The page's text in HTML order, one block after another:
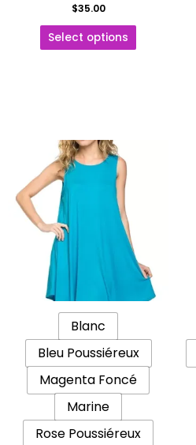
$35.00
Select options
Blanc
Bleu Poussiéreux
Magenta Foncé
Marine
Rose Poussiéreux
options
peuvent
sur
la
page
produit